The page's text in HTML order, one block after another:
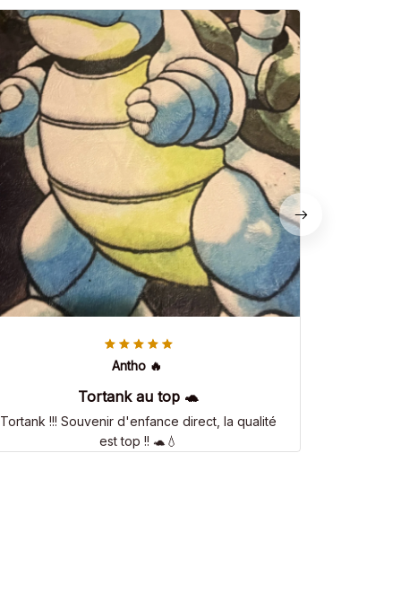
Antho 🔥
Tortank au top 🐢
Tortank !!! Souvenir d'enfance direct, la qualité
est top !! 🐢💧